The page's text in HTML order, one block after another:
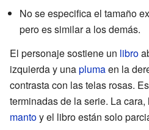
No se especifica el tamaño
pero es similar a los demás.
El personaje sostiene un libro
izquierda y unaplumaen la
contrasta con las telas rosas.
terminadas de la serie. La
mantoy el libro están solo